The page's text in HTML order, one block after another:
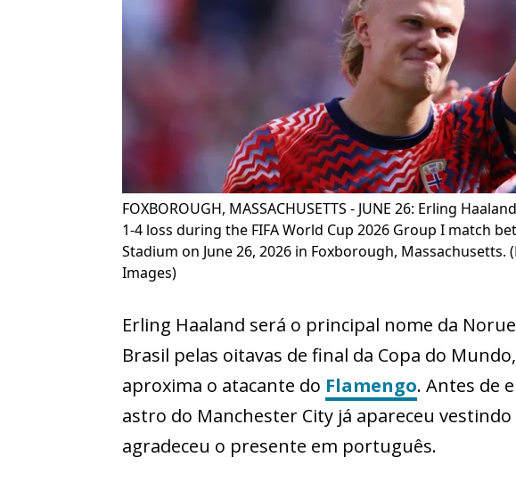
FOXBOROUGH, MASSACHUSETTS - JUNE 26: Erling
1-4 loss during the FIFA World Cup 2026 Group I match
Stadium on June 26, 2026 in Foxborough,
Images)
Erling Haaland será o principal nome da
Brasil pelas oitavas de final da Copa do
aproxima o atacante do Flamengo. Antes de
astro do Manchester City já apareceu
agradeceu o presente em português.